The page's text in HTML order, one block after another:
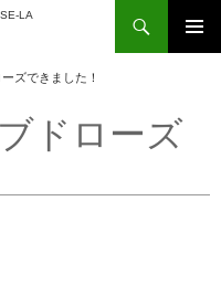
LA
ズできました！
ドローズ